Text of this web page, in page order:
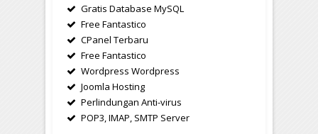
Gratis Database MySQL
Free Fantastico
CPanel Terbaru
Free Fantastico
Wordpress Wordpress
Joomla Hosting
Perlindungan Anti-virus
POP3, IMAP, SMTP Server